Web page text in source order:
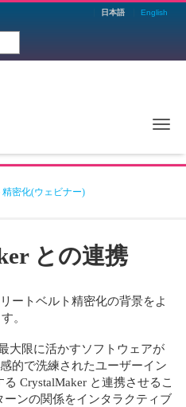
日本語 English
精密化(ウェビナー)
との連携
ートベルト精密化の背景をよ
。
大限に活かすソフトウェアが
的で洗練されたユーザーイン
CrystalMaker と連携させるこ
ーンの関係をインタラクティブ